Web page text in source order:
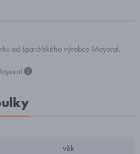
od španělského výrobce Mayoral.
věk